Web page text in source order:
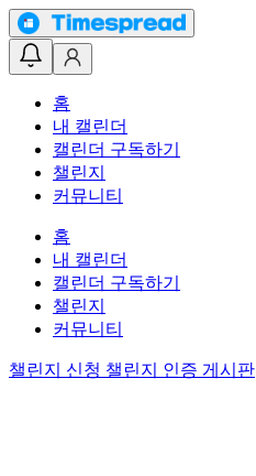
홈
내 캘린더
캘린더 구독하기
챌린지
커뮤니티
홈
내 캘린더
캘린더 구독하기
챌린지
커뮤니티
챌린지 신청 챌린지 인증 게시판